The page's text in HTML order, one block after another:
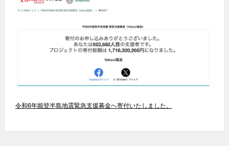
令和6年能登半島地震緊急支援募金へ寄付いたしました。